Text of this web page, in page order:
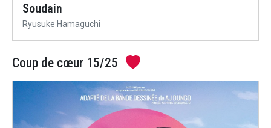
Soudain
Ryusuke Hamaguchi
Coup de cœur 15/25